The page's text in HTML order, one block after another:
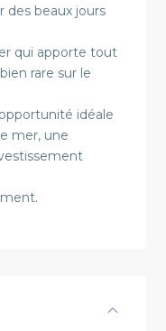
des beaux jours
qui apporte tout
rare sur le
idéale
mer, une